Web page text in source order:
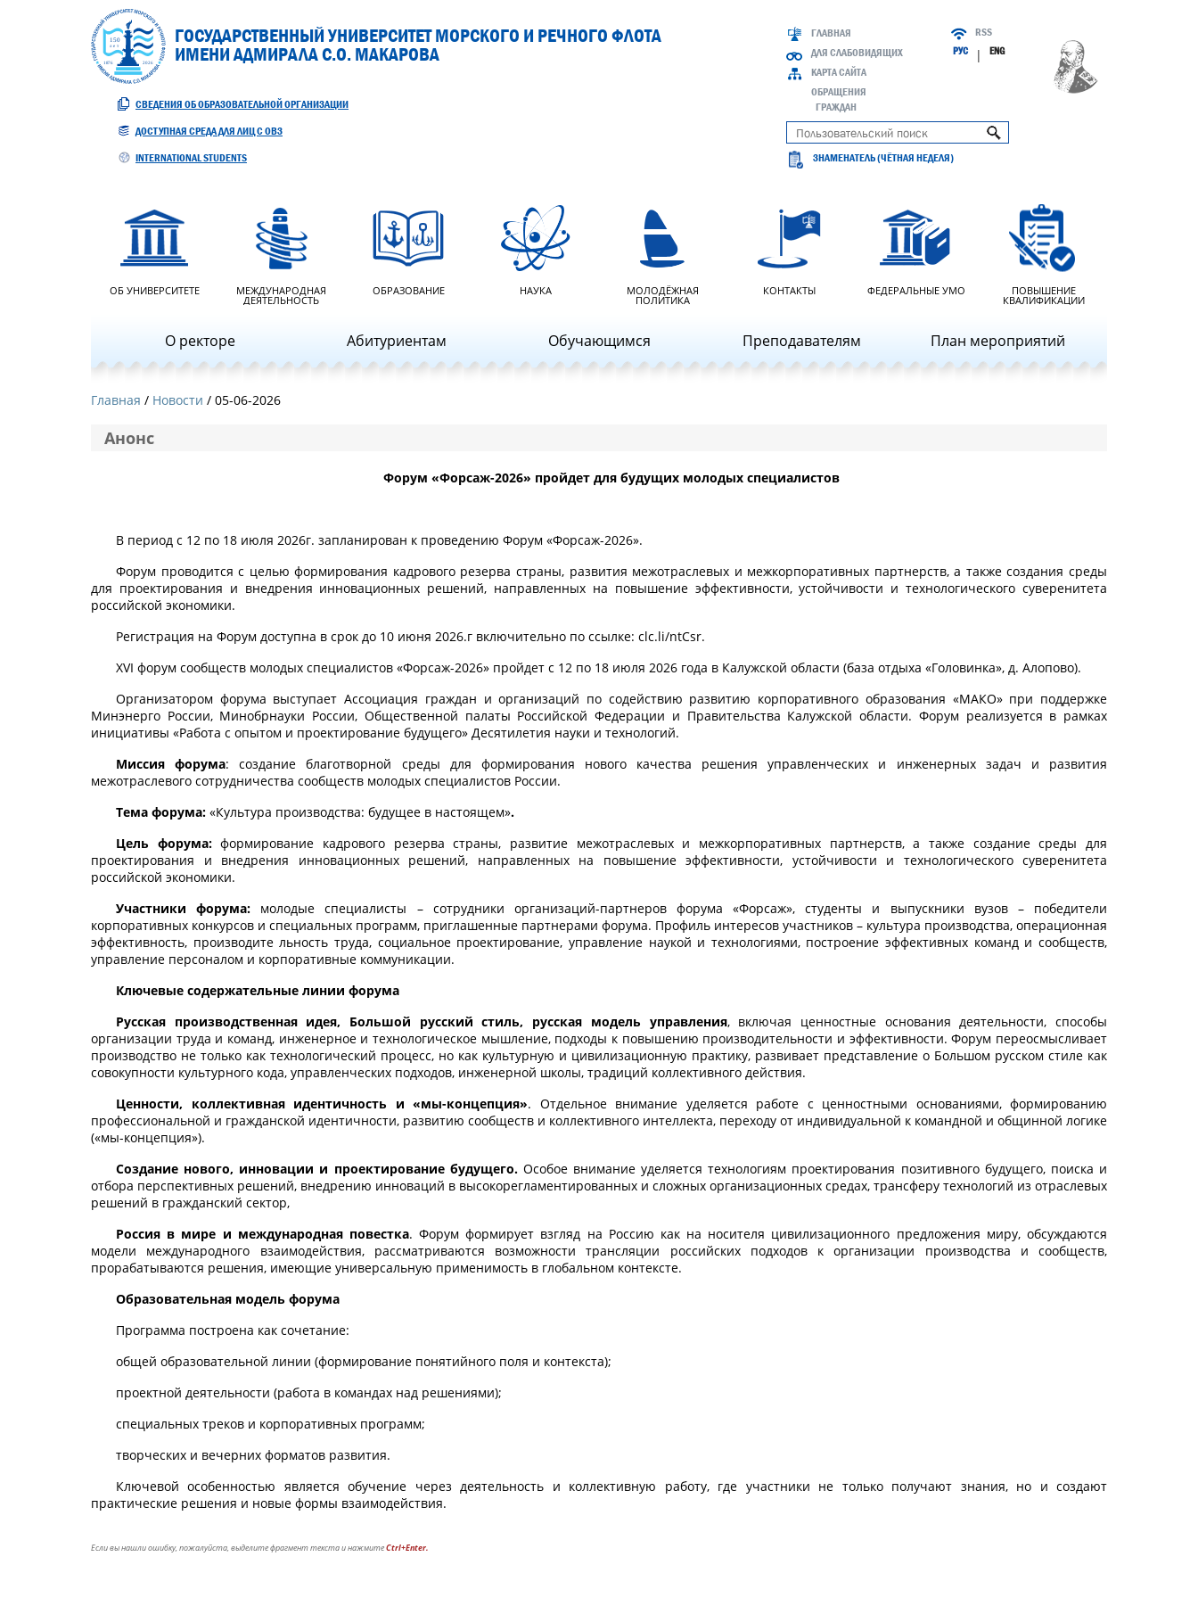
ГОСУДАРСТВЕННЫЙ УНИВЕРСИТЕТ МОРСКОГО И РЕЧНОГО ФЛОТА
ИМЕНИ АДМИРАЛА С.О. МАКАРОВА
СВЕДЕНИЯ ОБ ОБРАЗОВАТЕЛЬНОЙ ОРГАНИЗАЦИИ
ДОСТУПНАЯ СРЕДА ДЛЯ ЛИЦ С ОВЗ
INTERNATIONAL STUDENTS
ГЛАВНАЯ
ДЛЯ СЛАБОВИДЯЩИХ
КАРТА САЙТА
ОБРАЩЕНИЯ
ГРАЖДАН
RSS
РУС | ENG
ЗНАМЕНАТЕЛЬ (ЧЁТНАЯ НЕДЕЛЯ)
ОБ УНИВЕРСИТЕТЕ МЕЖДУНАРОДНАЯ
ДЕЯТЕЛЬНОСТЬ
ОБРАЗОВАНИЕ НАУКА МОЛОДЁЖНАЯ
ПОЛИТИКА
КОНТАКТЫ ФЕДЕРАЛЬНЫЕ УМО ПОВЫШЕНИЕ
КВАЛИФИКАЦИИ
О ректоре Абитуриентам Обучающимся Преподавателям План мероприятий
Главная Новости / 05-06-2026
Анонс
Форум «Форсаж-2026» пройдет для будущих молодых специалистов
В период с 12 по 18 июля 2026г. запланирован к проведению Форум «Форсаж-2026».
Форум проводится с целью формирования кадрового резерва страны, развития межотраслевых и межкорпоративных партнерств, а также создания среды
для проектирования и внедрения инновационных решений, направленных на повышение эффективности, устойчивости и технологического суверенитета
российской экономики.
Регистрация на Форум доступна в срок до 10 июня 2026.г включительно по ссылке: clc.li/ntCsr.
XVI форум сообществ молодых специалистов «Форсаж-2026» пройдет с 12 по 18 июля 2026 года в Калужской области (база отдыха «Головинка», д. Алопово).
Организатором форума выступает Ассоциация граждан и организаций по содействию развитию корпоративного образования «МАКО» при поддержке
Минэнерго России, Минобрнауки России, Общественной палаты Российской Федерации и Правительства Калужской области. Форум реализуется в рамках
инициативы «Работа с опытом и проектирование будущего» Десятилетия науки и технологий.
Миссия форума: создание благотворной среды для формирования нового качества решения управленческих и инженерных задач и развития
межотраслевого сотрудничества сообществ молодых специалистов России.
Тема форума: «Культура производства: будущее в настоящем».
Цель форума:формирование кадрового резерва страны, развитие межотраслевых и межкорпоративных партнерств, а также создание среды для
проектирования и внедрения инновационных решений, направленных на повышение эффективности, устойчивости и технологического суверенитета
российской экономики.
Участники форума: молодые специалисты – сотрудники организаций-партнеров форума «Форсаж», студенты и выпускники вузов – победители
корпоративных конкурсов и специальных программ, приглашенные партнерами форума. Профиль интересов участников – культура производства, операционная
эффективность, производите льность труда, социальное проектирование, управление наукой и технологиями, построение эффективных команд и сообществ,
управление персоналом и корпоративные коммуникации.
Ключевые содержательные линии форума
Русская производственная идея, Большой русский стиль, русская модель управления, включая ценностные основания деятельности, способы
организации труда и команд, инженерное и технологическое мышление, подходы к повышению производительности и эффективности. Форум переосмысливает
производство не только как технологический процесс, но как культурную и цивилизационную практику, развивает представление о Большом русском стиле как
совокупности культурного кода, управленческих подходов, инженерной школы, традиций коллективного действия.
Ценности, коллективная идентичность и «мы-концепция». Отдельное внимание уделяется работе с ценностными основаниями, формированию
профессиональной и гражданской идентичности, развитию сообществ и коллективного интеллекта, переходу от индивидуальной к командной и общинной логике
(«мы-концепция»).
Создание нового, инновации и проектирование будущего.Особое внимание уделяется технологиям проектирования позитивного будущего, поиска и
отбора перспективных решений, внедрению инноваций в высокорегламентированных и сложных организационных средах, трансферу технологий из отраслевых
решений в гражданский сектор,
Россия в мире и международная повестка. Форум формирует взгляд на Россию как на носителя цивилизационного предложения миру, обсуждаются
модели международного взаимодействия, рассматриваются возможности трансляции российских подходов к организации производства и сообществ,
прорабатываются решения, имеющие универсальную применимость в глобальном контексте.
Образовательная модель форума
Программа построена как сочетание:
общей образовательной линии (формирование понятийного поля и контекста);
проектной деятельности (работа в командах над решениями);
специальных треков и корпоративных программ;
творческих и вечерних форматов развития.
Ключевой особенностью является обучение через деятельность и коллективную работу, где участники не только получают знания, но и создают
практические решения и новые формы взаимодействия.
Если вы нашли ошибку, пожалуйста, выделите фрагмент текста и нажмитеCtrl+Enter.